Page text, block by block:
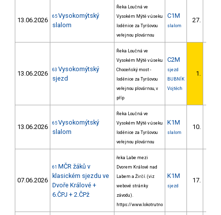
13.06.2026 65 Vysokomýtský
slalom
Řeka Loučná ve
Vysokém Mýtě v úseku
loděnice za Tyršovou
veřejnou plovárnou
C1M
slalom
27.
13.06.2026 63 Vysokomýtský
sjezd
Řeka Loučná ve
Vysokém Mýtě v úseku
Choceňský most -
loděnice za Tyršovou
veřejnou plovárnou, v
příp
C2M
sjezd
BUBNÍK
Vojtěch
1.
13.06.2026 65 Vysokomýtský
slalom
Řeka Loučná ve
Vysokém Mýtě v úseku
loděnice za Tyršovou
veřejnou plovárnou
K1M
slalom
10.
07.06.2026
61 MČR žáků v
klasickém sjezdu ve
Dvoře Králové +
6.ČPJ + 2.ČPž
řeka Labe mezi
Dvorem Králové nad
Labem a Žirčí. (viz
webové stránky
závodu).
https://www.lokotrutno
K1M
sjezd
17.